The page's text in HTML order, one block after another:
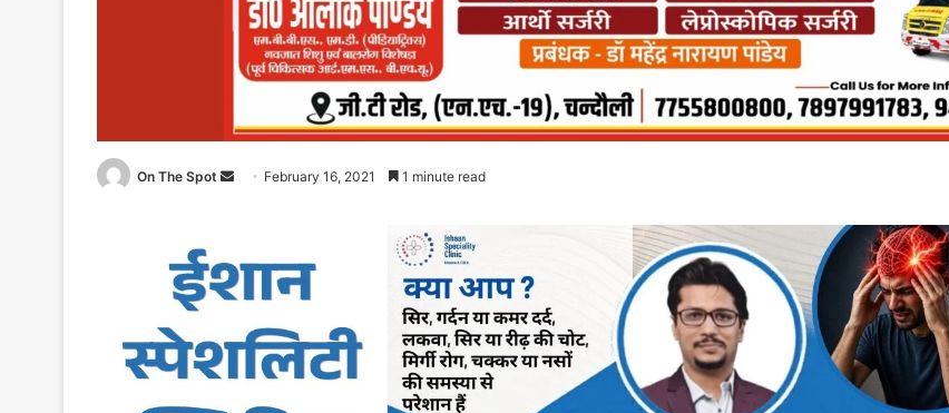
On The Spot
SendFebruary 16, 2021 1 minute read